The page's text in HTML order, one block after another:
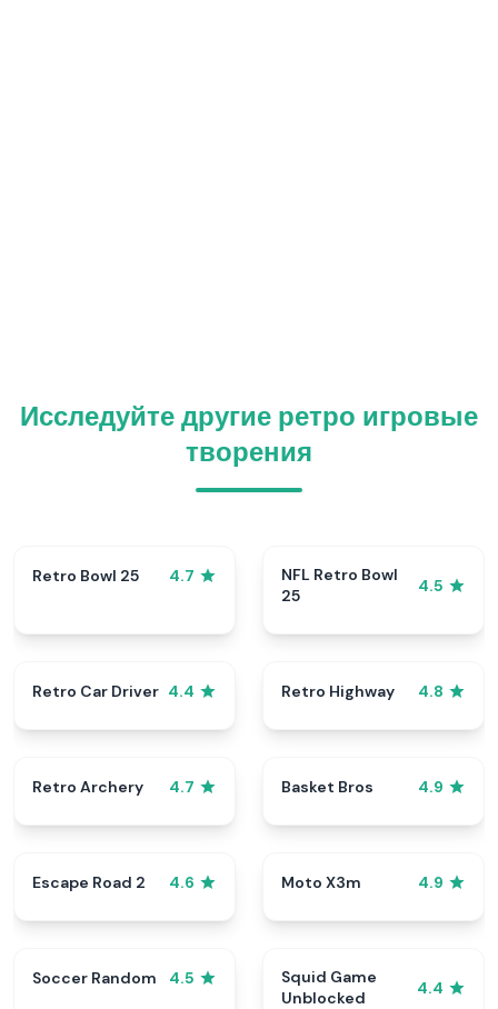
Исследуйте другие ретро игровые
творения
Retro Bowl 25 4.7
NFL Retro Bowl
25
4.5
Retro Car Driver 4.4 Retro Highway 4.8
Retro Archery 4.7 Basket Bros 4.9
Escape Road 2 4.6 Moto X3m 4.9
Soccer Random 4.5
Squid Game
Unblocked
4.4